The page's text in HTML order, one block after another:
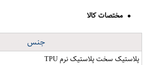
مختصات کالا
جنس
پلاستیک سخت پلاستیک نرم TPU